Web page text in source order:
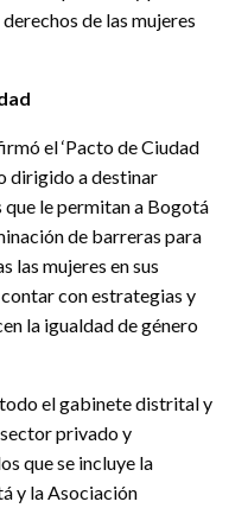
de las mujeres
el ‘Pacto de Ciudad
dirigido a destinar
le permitan a Bogotá
de barreras para
las mujeres en sus
con estrategias y
la igualdad de género
el gabinete distrital y
privado y
que se incluye la
y la Asociación